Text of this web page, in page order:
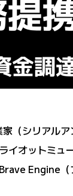
（シリアル
イオットミ
Engine